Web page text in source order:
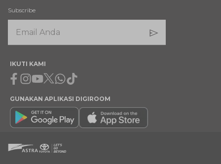
Subscribe
IKUTI KAMI
Facebook
Instagram
Youtube
X Whatsapp
Tiktok
GUNAKAN APLIKASI DIGIROOM